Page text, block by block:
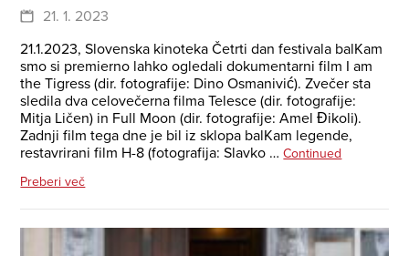
21. 1. 2023
21.1.2023, Slovenska kinoteka Četrti dan festivala balKam
smo si premierno lahko ogledali dokumentarni film I am
the Tigress (dir. fotografije: Dino Osmanivić). Zvečer sta
sledila dva celovečerna filma Telesce (dir. fotografije:
Mitja Ličen) in Full Moon (dir. fotografije: Amel Đikoli).
Zadnji film tega dne je bil iz sklopa balKam legende,
restavrirani film H-8 (fotografija: Slavko …Continued
Preberi več